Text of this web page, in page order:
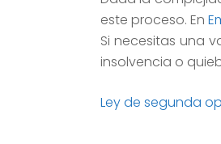
este proceso. En
Si necesitas una
insolvencia o
Ley de segunda